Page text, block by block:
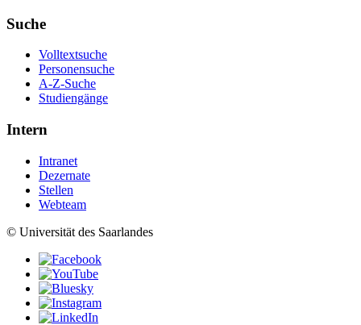
Suche
Volltextsuche
Personensuche
A-Z-Suche
Studiengänge
Intern
Intranet
Dezernate
Stellen
Webteam
© Universität des Saarlandes